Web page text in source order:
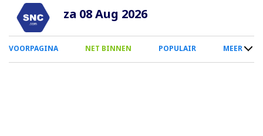
Overslaan
naar
inhoud
za 08 Aug 2026
0
Smartphone
VOORPAGINA NET BINNEN POPULAIR MEER